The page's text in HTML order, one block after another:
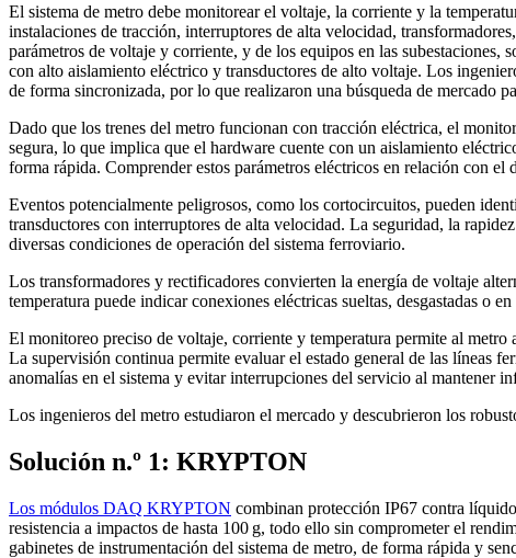
El sistema de metro debe monitorear el voltaje, la corriente y la
instalaciones de tracción, interruptores de alta velocidad,
parámetros de voltaje y corriente, y de los equipos en las
con alto aislamiento eléctrico y transductores de alto voltaje. Los
de forma sincronizada, por lo que realizaron una búsqueda de mercado
Dado que los trenes del metro funcionan con tracción eléctrica, el
segura, lo que implica que el hardware cuente con un aislamiento
forma rápida. Comprender estos parámetros eléctricos en relación con el
Eventos potencialmente peligrosos, como los cortocircuitos, pueden
transductores con interruptores de alta velocidad. La seguridad, la
diversas condiciones de operación del sistema ferroviario.
Los transformadores y rectificadores convierten la energía de voltaje
temperatura puede indicar conexiones eléctricas sueltas, desgastadas o
El monitoreo preciso de voltaje, corriente y temperatura permite al metro
La supervisión continua permite evaluar el estado general de las líneas
anomalías en el sistema y evitar interrupciones del servicio al mantener
Los ingenieros del metro estudiaron el mercado y descubrieron los
Solución n.º 1: KRYPTON
Los módulos DAQ KRYPTON combinan protección IP67 contra
resistencia a impactos de hasta 100 g, todo ello sin comprometer el
gabinetes de instrumentación del sistema de metro, de forma rápida y